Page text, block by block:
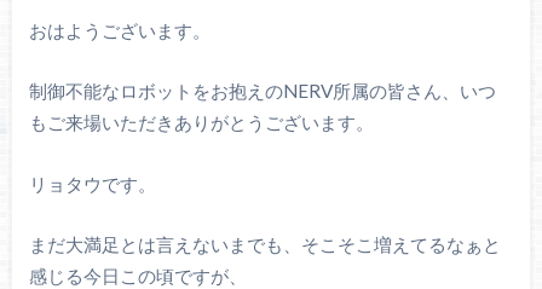
おはようございます。
制御不能なロボットをお抱えのNERV所属の皆さん、いつ
もご来場いただきありがとうございます。
リョタウです。
まだ大満足とは言えないまでも、そこそこ増えてるなぁと
感じる今日この頃ですが、